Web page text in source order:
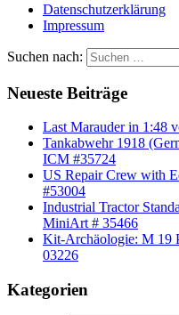
Datenschutzerklärung
Impressum
Suchen nach:
Neueste Beiträge
Last Marauder in 1:48
Tankabwehr 1918
ICM #35724
US Repair Crew with
#53004
Industrial Tractor
MiniArt # 35466
Kit-Archäologie: M 19
03226
Kategorien